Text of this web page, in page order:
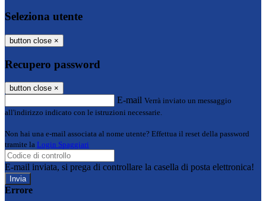
Seleziona utente
button close ×
Recupero password
button close ×
E-mail Verrà inviato un messaggio
all'indirizzo indicato con le istruzioni necessarie.
Non hai una e-mail associata al nome utente? Effettua il reset della password
tramite la Login Spaggiari
E-mail inviata, si prega di controllare la casella di posta elettronica!
Errore